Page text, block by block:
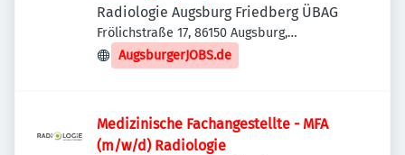
Radiologie Augsburg Friedberg ÜBAG
Frölichstraße 17, 86150 Augsburg,
Deutschland
AugsburgerJOBS.de
Medizinische Fachangestellte - MFA
(m/w/d) Radiologie